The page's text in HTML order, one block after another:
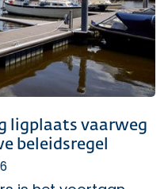
ligplaats vaarweg
beleidsregel